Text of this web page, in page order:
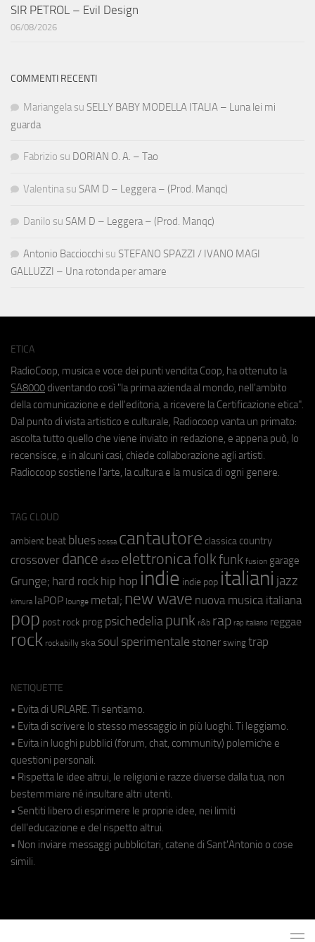
SIR PETROL – Evil Design
06/08/2026
COMMENTI RECENTI
Mariangela su SELLY BABY MODELLA ITALIA – Luna lei mi
guarda
Fabrizio su DORIAN O. A. – Tao
Valentina su SAM D – Leggera – (Prod. Manqc)
Danilo su SAM D – Leggera – (Prod. Manqc)
Antonio Bacciocchi su STEFANO SPAZZI / IVANO MAGI
GALLUZZI – Una rotonda per amare
ETICA
RadioCoop, musica e voce dei punti vendita Coop, ha ottenuto la
SA8000 diventando così "la prima azienda al mondo, nell'ambito
della comunicazione e dell'editoria, a ricevere la Certificazione etica".
Dal punto di vista artistico e culturale, Radiocoop vanta un primato:
ascolta tutto quello che viene inviato in redazione, e appena può, lo
recensisce, e in alcuni casi, chiede collaborazione agli artisti.
Radiocoop sostiene l'arte, la cultura e la musica di ogni genere.
TAG CLOUD
ambient beat blues bossa cantautore classica country
crossover dance disco elettronicafolkfunk fusion garage
Grunge; hard rock hip hop indie indie pop italiani jazz
kimura laPOP lounge metal; new wave nuova musica italiana
pop post rock prog psichedeliapunk r&b rap rap italiano reggae
rock rockabilly ska soul sperimentale stoner swing trap
NETIQUETTE
• Evita di URLARE. Ti sentiamo.
• Evita di scrivere lo stesso messaggio in più luoghi. Ti leggiamo.
• Evita in luoghi pubblici (forum, chat, community) polemiche e
questioni personali.
• Rispetta le idee altrui, le religioni e razze diverse dalla tua, non
bestemmiare né insultare altri utenti.
• Sentiti libero di esprimere le proprie idee, nei limiti
dell'educazione e del rispetto altrui.
• Non inviare messaggi pubblicitari, catene di Sant'Antonio o cose
simili.